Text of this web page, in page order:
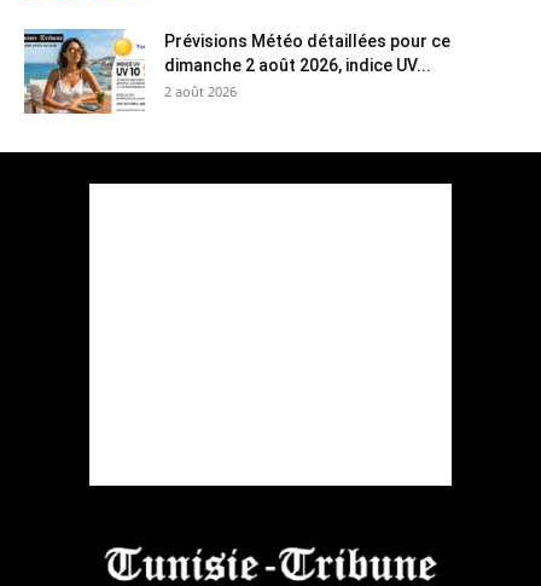
Prévisions Météo détaillées pour ce
dimanche 2 août 2026, indice UV...
2 août 2026